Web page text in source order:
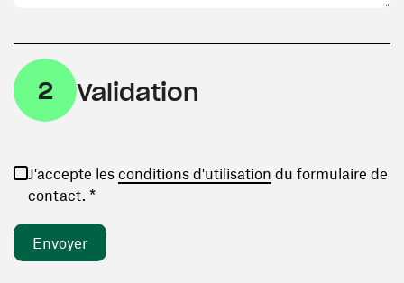
2 Validation
J'accepte les conditions d'utilisation (ouvre une
du formulaire de
contact. *